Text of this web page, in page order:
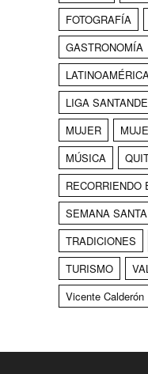
FOTOGRAFÍA
GASTRONOMÍA
LIGA
MUJER
MÚSICA
RECORRIENDO
SEMANA SANTA
TRADICIONES
TURISMO
Vicente Calderón